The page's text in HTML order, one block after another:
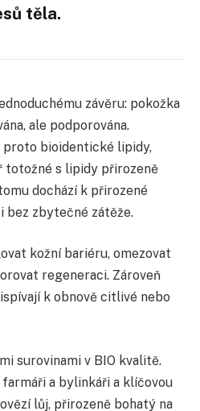
těla.
závěru: pokožka
ale podporována.
proto bioidentické lipidy,
s lipidy přirozeně
dochází k přirozené
bez zbytečné zátěže.
kožní bariéru, omezovat
regeneraci. Zároveň
k obnově citlivé nebo
surovinami v BIO kvalitě.
a bylinkáři a klíčovou
lůj, přirozeně bohatý na